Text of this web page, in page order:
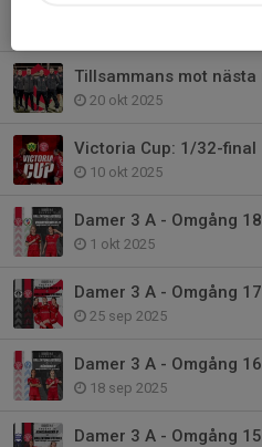
20 okt 2025
Victoria Cup: 1/32-final
10 okt 2025
Damer 3 A - Omgång 18
1 okt 2025
Damer 3 A - Omgång 17
25 sep 2025
Damer 3 A - Omgång 16
18 sep 2025
Damer 3 A - Omgång 15